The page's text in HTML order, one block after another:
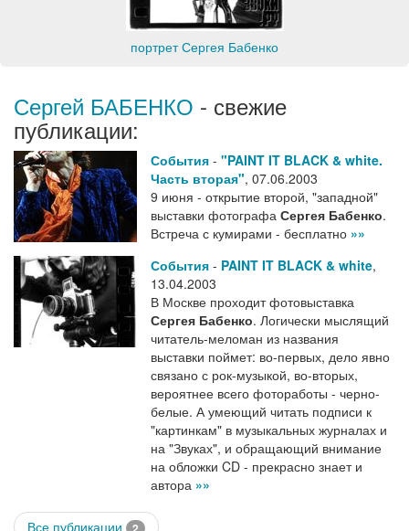
портрет Сергея Бабенко
Сергей БАБЕНКО - свежие
публикации:
События - "PAINT IT BLACK & white.
Часть вторая", 07.06.2003
9 июня - открытие второй, "западной"
выставки фотографа Сергея Бабенко.
Встреча с кумирами - бесплатно »»
События - PAINT IT BLACK & white,
13.04.2003
В Москве проходит фотовыставка
Сергея Бабенко. Логически мыслящий
читатель-меломан из названия
выставки поймет: во-первых, дело явно
связано с рок-музыкой, во-вторых,
вероятнее всего фотоработы - черно-
белые. А умеющий читать подписи к
"картинкам" в музыкальных журналах и
на "Звуках", и обращающий внимание
на обложки CD - прекрасно знает и
автора »»
Все публикации